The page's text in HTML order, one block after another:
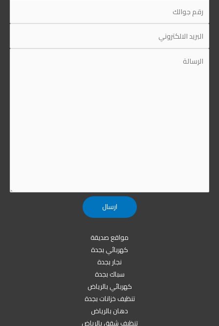
مواقع صديقة
كهربائي بجدة
نجار بجدة
سباك بجدة
كهربائي بالرياض
تنظيف خزانات بجدة
دهان بالرياض
تنظيف شقق بالرياض